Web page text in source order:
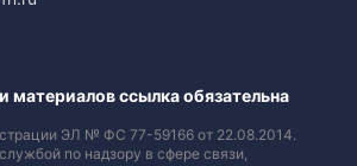
материалов ссылка обязательна
ЭЛ № ФС 77-59166 от 22.08.2014.
по надзору в сфере связи,